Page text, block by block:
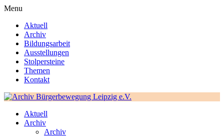
Menu
Aktuell
Archiv
Bildungsarbeit
Ausstellungen
Stolpersteine
Themen
Kontakt
Aktuell
Archiv
Archiv